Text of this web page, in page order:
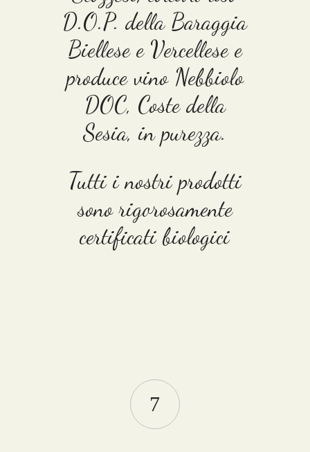
D.O.P. della Baraggia
Biellese e Vercellese e
produce vino Nebbiolo
DOC, Coste della
Sesia, in purezza.
Tutti i nostri prodotti
sono rigorosamente
certificati biologici